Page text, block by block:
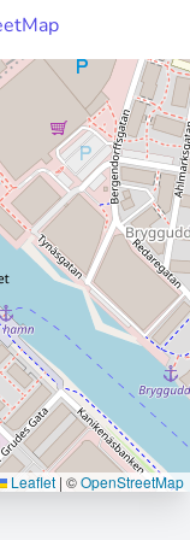
Leaflet | ©OpenStreetMap